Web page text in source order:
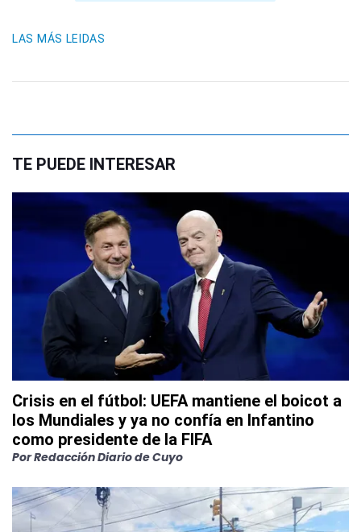
LAS MÁS LEIDAS
TE PUEDE INTERESAR
Crisis en el fútbol: UEFA mantiene el boicot a
los Mundiales y ya no confía en Infantino
como presidente de la FIFA
PorRedacción Diario de Cuyo